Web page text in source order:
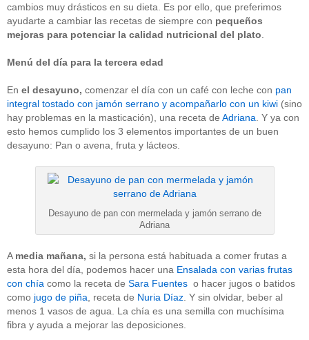
cambios muy drásticos en su dieta. Es por ello, que preferimos
ayudarte a cambiar las recetas de siempre con pequeños
mejoras para potenciar la calidad nutricional del plato
Menú del día para la tercera edad
En el desayuno, comenzar el día con un café con leche con pan
integral tostado con jamón serrano y acompañarlo con un kiwi (sino
hay problemas en la masticación), una receta de Adriana . Y ya con
esto hemos cumplido los 3 elementos importantes de un buen
desayuno: Pan o avena, fruta y lácteos.
Desayuno de pan con mermelada y jamón serrano de
Adriana
A media mañana, si la persona está habituada a comer frutas a
esta hora del día, podemos hacer una Ensalada con varias frutas
con chía como la receta de Sara Fuentes o hacer jugos o batidos
como jugo de piña , receta de Nuria Díaz . Y sin olvidar, beber al
menos 1 vasos de agua. La chía es una semilla con muchísima
fibra y ayuda a mejorar las deposiciones.